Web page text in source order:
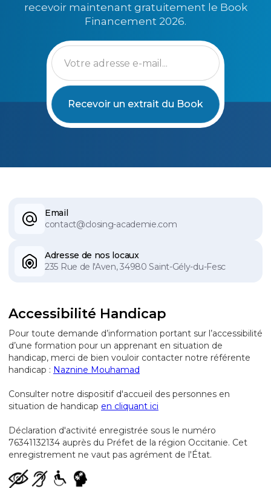
recevoir maintenant gratuitement le Book
Financement 2026.
Email
contact@closing-academie.com
Adresse de nos locaux
235 Rue de l'Aven, 34980 Saint-Gély-du-Fesc
Accessibilité Handicap
Pour toute demande d’information portant sur l’accessibilité
d’une formation pour un apprenant en situation de
handicap, merci de bien vouloir contacter notre référente
handicap : Naznine Mouhamad
Consulter notre dispositif d'accueil des personnes en
situation de handicap en cliquant ici
Déclaration d'activité enregistrée sous le numéro
76341132134 auprès du Préfet de la région Occitanie. Cet
enregistrement ne vaut pas agrément de l'État.